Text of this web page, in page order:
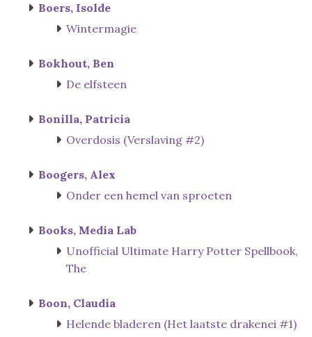
Boers, Isolde
Wintermagie
Bokhout, Ben
De elfsteen
Bonilla, Patricia
Overdosis (Verslaving #2)
Boogers, Alex
Onder een hemel van sproeten
Books, Media Lab
Unofficial Ultimate Harry Potter Spellbook,
The
Boon, Claudia
Helende bladeren (Het laatste drakenei #1)